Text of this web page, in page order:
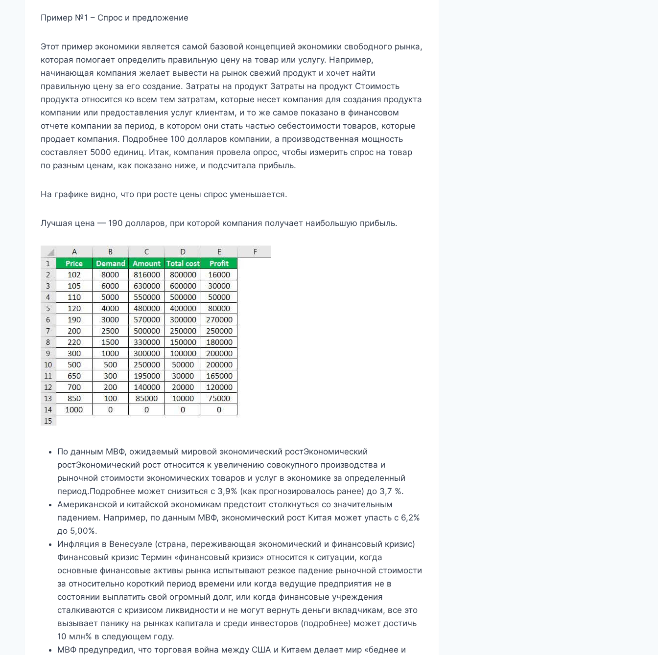
Пример №1 – Спрос и предложение
Этот пример экономики является самой базовой концепцией экономики свободного рынка,
которая помогает определить правильную цену на товар или услугу. Например,
начинающая компания желает вывести на рынок свежий продукт и хочет найти
правильную цену за его создание. Затраты на продукт Затраты на продукт Стоимость
продукта относится ко всем тем затратам, которые несет компания для создания продукта
компании или предоставления услуг клиентам, и то же самое показано в финансовом
отчете компании за период, в котором они стать частью себестоимости товаров, которые
продает компания. Подробнее 100 долларов компании, а производственная мощность
составляет 5000 единиц. Итак, компания провела опрос, чтобы измерить спрос на товар
по разным ценам, как показано ниже, и подсчитала прибыль.
На графике видно, что при росте цены спрос уменьшается.
Лучшая цена — 190 долларов, при которой компания получает наибольшую прибыль.
По данным МВФ, ожидаемый мировой экономический ростЭкономический
ростЭкономический рост относится к увеличению совокупного производства и
рыночной стоимости экономических товаров и услуг в экономике за определенный
период.Подробнее может снизиться с 3,9% (как прогнозировалось ранее) до 3,7 %.
Американской и китайской экономикам предстоит столкнуться со значительным
падением. Например, по данным МВФ, экономический рост Китая может упасть с 6,2%
до 5,00%.
Инфляция в Венесуэле (страна, переживающая экономический и финансовый кризис)
Финансовый кризис Термин «финансовый кризис» относится к ситуации, когда
основные финансовые активы рынка испытывают резкое падение рыночной стоимости
за относительно короткий период времени или когда ведущие предприятия не в
состоянии выплатить свой огромный долг, или когда финансовые учреждения
сталкиваются с кризисом ликвидности и не могут вернуть деньги вкладчикам, все это
вызывает панику на рынках капитала и среди инвесторов (подробнее) может достичь
10 млн% в следующем году.
МВФ предупредил, что торговая война между США и Китаем делает мир «беднее и